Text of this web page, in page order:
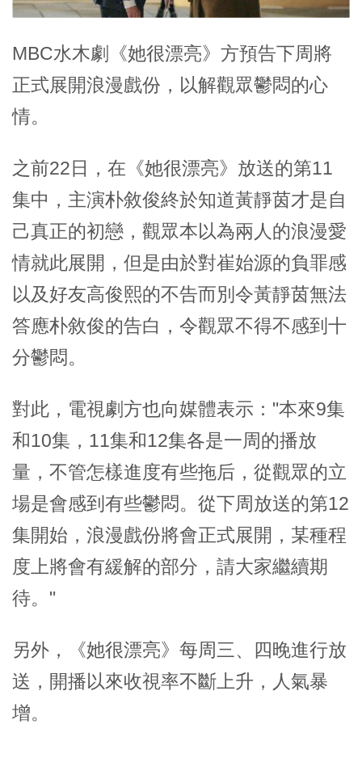
MBC水木劇《她很漂亮》方預告下周將
正式展開浪漫戲份，以解觀眾鬱悶的心
情。
之前22日，在《她很漂亮》放送的第11
集中，主演朴敘俊終於知道黃靜茵才是自
己真正的初戀，觀眾本以為兩人的浪漫愛
情就此展開，但是由於對崔始源的負罪感
以及好友高俊熙的不告而別令黃靜茵無法
答應朴敘俊的告白，令觀眾不得不感到十
分鬱悶。
對此，電視劇方也向媒體表示："本來9集
和10集，11集和12集各是一周的播放
量，不管怎樣進度有些拖后，從觀眾的立
場是會感到有些鬱悶。從下周放送的第12
集開始，浪漫戲份將會正式展開，某種程
度上將會有緩解的部分，請大家繼續期
待。"
另外，《她很漂亮》每周三、四晚進行放
送，開播以來收視率不斷上升，人氣暴
增。